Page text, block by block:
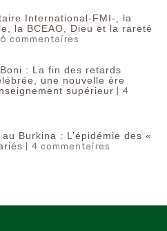
International-FMI-, la
la BCEAO, Dieu et la rareté
commentaires
: La fin des retards
une nouvelle ère
supérieur | 4
Burkina : L’épidémie des «
| 4 commentaires